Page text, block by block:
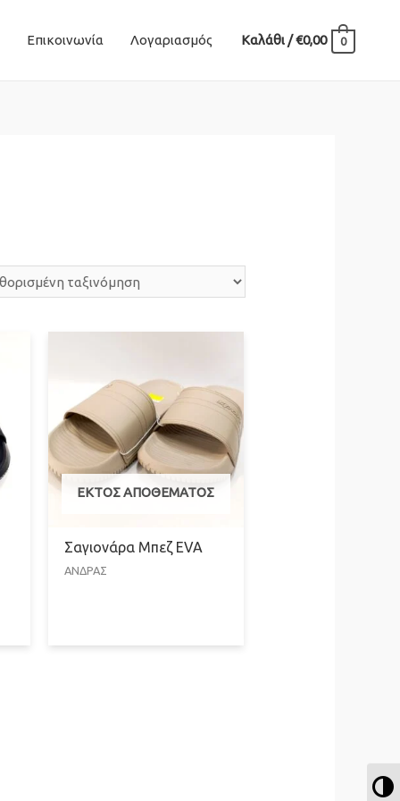
Επικοινωνία Λογαριασμός Καλάθι/€0,00 0
ΕΚΤΌΣ ΑΠΟΘΈΜΑΤΟΣ
Σαγιονάρα Μπεζ EVA
ΑΝΔΡΑΣ